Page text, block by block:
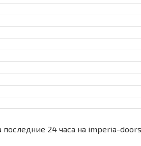
24 часа на imperia-